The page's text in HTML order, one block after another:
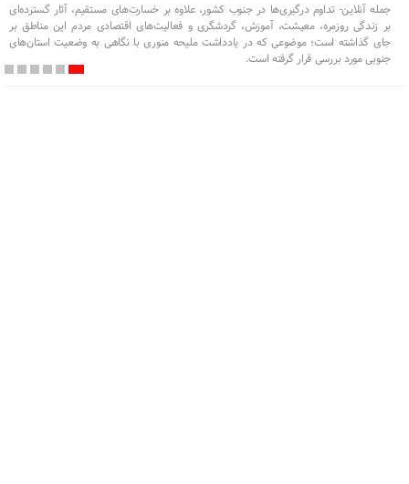
جمله آنلاین- تداوم درگیری‌ها در جنوب کشور، علاوه بر خسارت‌های مستقیم، آثار گسترده‌ای
بر زندگی روزمره، معیشت، آموزش، گردشگری و فعالیت‌های اقتصادی مردم این مناطق بر
جای گذاشته است؛ موضوعی که در یادداشت ملیحه منوری با نگاهی به وضعیت استان‌های
جنوبی مورد بررسی قرار گرفته است.